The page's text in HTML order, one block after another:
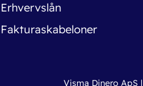
Erhvervslån
Fakturaskabeloner
Visma Dinero ApS